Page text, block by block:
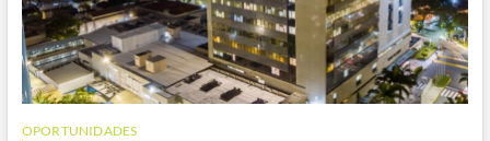
OPORTUNIDADES